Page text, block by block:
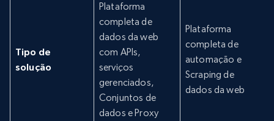
Tipo de
solução
Plataforma
completa de
dados da web
com APIs,
serviços
gerenciados,
Conjuntos de
dados e Proxy
Plataforma
completa de
automação e
Scraping de
dados da web